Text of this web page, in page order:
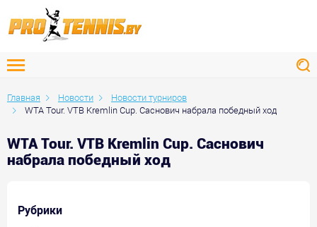
Главная Новости
Новости турниров
WTA Tour. VTB Kremlin Cup. Саснович набрала победный ход
WTA Tour. VTB Kremlin Cup. Саснович
набрала победный ход
Рубрики